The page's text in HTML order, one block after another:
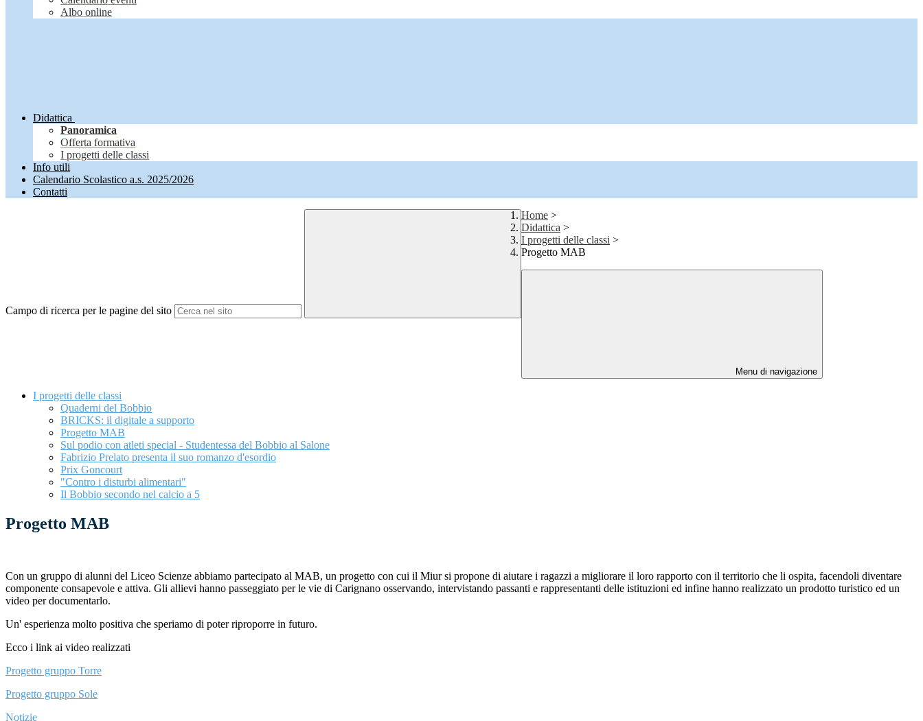
Albo online
Didattica
Panoramica
Offerta formativa
I progetti delle classi
Info utili
Calendario Scolastico a.s. 2025/2026
Contatti
Campo di ricerca per le pagine del sito
Home >
Didattica >
I progetti delle classi >
Progetto MAB
Menu di navigazione
I progetti delle classi
Quaderni del Bobbio
BRICKS: il digitale a supporto
Progetto MAB
Sul podio con atleti special - Studentessa del Bobbio al Salone
Fabrizio Prelato presenta il suo romanzo d'esordio
Prix Goncourt
"Contro i disturbi alimentari"
Il Bobbio secondo nel calcio a 5
Progetto MAB
Con un gruppo di alunni del Liceo Scienze abbiamo partecipato al MAB, un progetto con cui il Miur si propone di aiutare i ragazzi a migliorare il loro rapporto con il territorio che li ospita, facendoli diventare
componente consapevole e attiva. Gli allievi hanno passeggiato per le vie di Carignano osservando, intervistando passanti e rappresentanti delle istituzioni ed infine hanno realizzato un prodotto turistico ed un
video per documentarlo.
Un' esperienza molto positiva che speriamo di poter riproporre in futuro.
Ecco i link ai video realizzati
Progetto gruppo Torre
Progetto gruppo Sole
Notizie